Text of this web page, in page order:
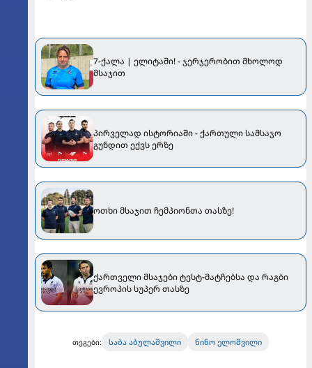
7-ქალა | ელიტაში! - ჯერჯერობით მხოლოდ
მსაჯით
პირველად ისტორიაში - ქართული სამსაჯო
გუნდით ექვს ერზე
ოთხი მსაჯით ჩემპიონთა თასზე!
ქართველი მსაჯები ტესტ-მატჩებსა და რაგბი
ევროპის სუპერ თასზე
თეგები: საბა აბულაშვილი ნინო ელოშვილი